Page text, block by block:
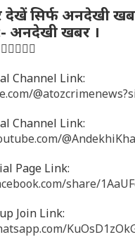
देखें सिर्फ अनदेखी
:- अनदेखी खबर ।
Channel Link:
Channel Link:
Page Link:
share/
Join Link: